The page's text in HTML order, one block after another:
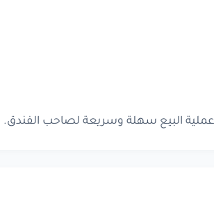
البيع سهلة وسريعة لصاحب الفندق.